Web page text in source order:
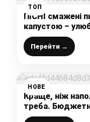
ТОП
ПІСНІ смажені
капустою –
користуюсь не
Перейти →
НОВЕ
Краще, ніж
треба.